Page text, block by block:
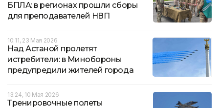
БПЛА: в регионах прошли сборы
для преподавателей НВП
10:11, 23 Мая 2026
Над Астаной пролетят
истребители: в Минобороны
предупредили жителей города
13:24, 10 Мая 2026
Тренировочные полеты